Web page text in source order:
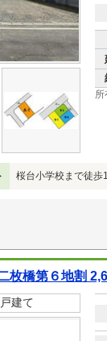
所
桜台小学校まで徒歩
枚橋第６地割
建て